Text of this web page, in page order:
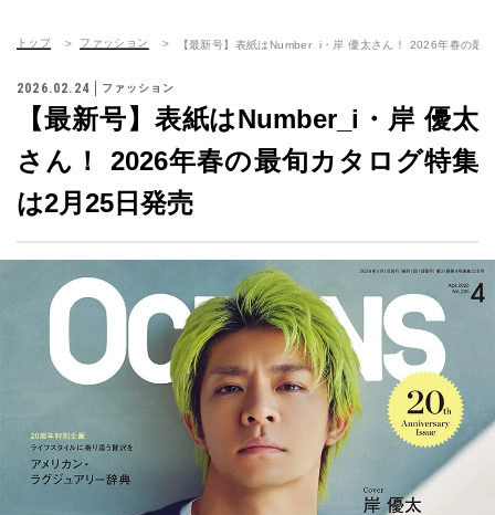
トップ ファッション 【最新号】表紙はNumber_i・岸 優太さん！ 2026年春の最
2026.02.24 ファッション
【最新号】表紙はNumber_i・岸 優太
さん！ 2026年春の最旬カタログ特集
は2月25日発売